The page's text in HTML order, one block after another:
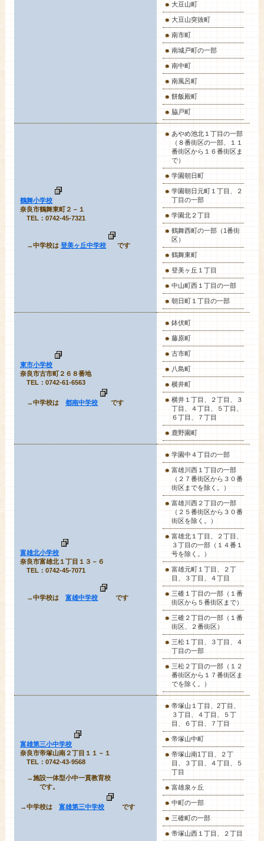
大豆山町
大豆山突抜町
南市町
南城戸町の一部
南中町
南風呂町
餅飯殿町
脇戸町
鶴舞小学校
奈良市鶴舞東町２－１
TEL：0742-45-7321
→中学校は 登美ヶ丘中学校 です
あやめ池北１丁目の一部
（８番街区の一部、１１
番街区から１６番街区ま
で）
学園朝日町
学園朝日元町１丁目、２
丁目の一部
学園北２丁目
鶴舞西町の一部（1番街
区）
鶴舞東町
登美ヶ丘１丁目
中山町西１丁目の一部
朝日町１丁目の一部
東市小学校
奈良市古市町２６８番地
TEL：0742-61-6563
→中学校は 都南中学校 です
鉢伏町
藤原町
古市町
八島町
横井町
横井１丁目、２丁目、３
丁目、４丁目、５丁目、
６丁目、７丁目
鹿野園町
富雄北小学校
奈良市富雄北１丁目１３－６
TEL：0742-45-7071
→中学校は 富雄中学校 です
学園中４丁目の一部
富雄川西１丁目の一部
（２７番街区から３０番
街区までを除く。）
富雄川西２丁目の一部
（２５番街区から３０番
街区を除く。）
富雄北１丁目、２丁目、
３丁目の一部（１４番１
号を除く。）
富雄元町１丁目、２丁
目、３丁目、４丁目
三碓１丁目の一部（１番
街区から５番街区まで）
三碓２丁目の一部（１番
街区、２番街区）
三松１丁目、３丁目、４
丁目の一部
三松２丁目の一部（１２
番街区から１７番街区ま
でを除く。）
富雄第三小中学校
奈良市帝塚山南２丁目１１－１
TEL：0742-43-9568
→施設一体型小中一貫教育校
です。
→中学校は 富雄第三中学校 です
帝塚山１丁目
、2丁目、
３丁目、４丁目、５丁
目、６丁目、７丁目
帝塚山中町
帝塚山南1丁目、２丁
目、３丁目、４丁目、５
丁目
富雄泉ヶ丘
中町の一部
三碓町の一部
帝塚山西１丁目、２丁目